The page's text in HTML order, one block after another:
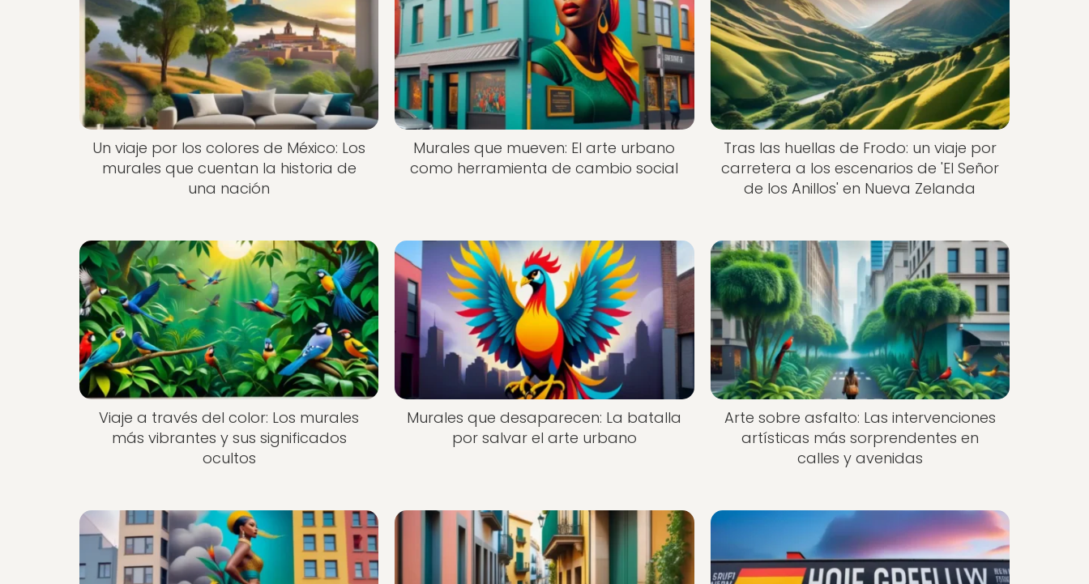
Un viaje por los colores de México: Los
murales que cuentan la historia de
una nación
Murales que mueven: El arte urbano
como herramienta de cambio social
Tras las huellas de Frodo: un viaje por
carretera a los escenarios de 'El Señor
de los Anillos' en Nueva Zelanda
Viaje a través del color: Los murales
más vibrantes y sus significados
ocultos
Murales que desaparecen: La batalla
por salvar el arte urbano
Arte sobre asfalto: Las intervenciones
artísticas más sorprendentes en
calles y avenidas